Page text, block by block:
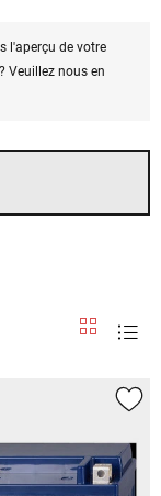
l'aperçu de votre
Veuillez nous en